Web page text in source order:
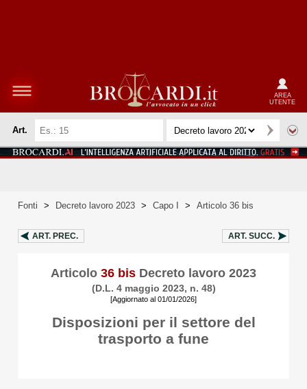
AREA
UTENTE
Art.
Fonti > Decreto lavoro 2023 > Capo I > Articolo 36 bis
ART. PREC. ART. SUCC.
Articolo 36 bis Decreto lavoro 2023
(D.L. 4 maggio 2023, n. 48)
[Aggiornato al 01/01/2026]
Disposizioni per il settore del
trasporto a fune